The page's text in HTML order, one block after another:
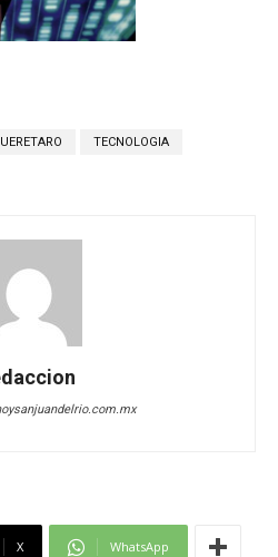
TECNOLOGIA
X WhatsApp